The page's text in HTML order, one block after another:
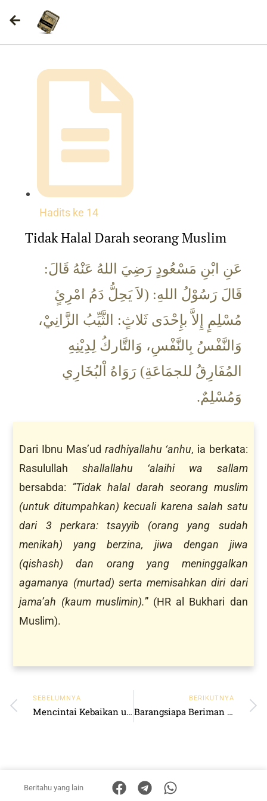
Hadits ke 14
Tidak Halal Darah seorang Muslim
عَنِ ابْنِ مَسْعُودٍ رَضِيَ اللهُ عَنْهُ قَالَ:
قَالَ رَسُوْلُ اللهِ: (لاَ يَحِلُّ دَمُ امْرِئٍ
مُسْلِمٍ إِلاَّ بإِحْدَى ثَلاثٍ: الثَّيِّبُ الزَّانِيْ،
وَالنَّفْسُ بِالنَّفْسِ، وَالتَّاركُ لِدِيْنِهِ
المُفَارِقُ للجمَاعَةِ) رَوَاهُ اْلبُخَارِي
وَمُسْلِمٌ.
Dari Ibnu Mas’ud radhiyallahu ‘anhu, ia berkata:
Rasulullahshallallahu ‘alaihi wa sallam
bersabda: ”Tidak halal darah seorang muslim
(untuk ditumpahkan) kecuali karena salah satu
dari 3 perkara: tsayyib (orang yang sudah
menikah) yang berzina, jiwa dengan jiwa
(qishash) dan orang yang meninggalkan
agamanya (murtad) serta memisahkan diri dari
jama’ah (kaum muslimin).” (HR al Bukhari dan
Muslim).
SEBELUMNYA
Mencintai Kebaikan untuk Saudaranya
BERIKUTNYA
Barangsiapa Beriman kepada Allah dan Hari Akhir
Beritahu yang lain